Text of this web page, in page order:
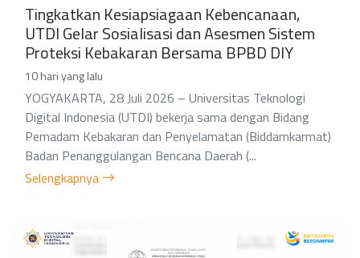
Tingkatkan Kesiapsiagaan Kebencanaan,
UTDI Gelar Sosialisasi dan Asesmen Sistem
Proteksi Kebakaran Bersama BPBD DIY
10 hari yang lalu
YOGYAKARTA, 28 Juli 2026 – Universitas Teknologi
Digital Indonesia (UTDI) bekerja sama dengan Bidang
Pemadam Kebakaran dan Penyelamatan (Biddamkarmat)
Badan Penanggulangan Bencana Daerah (...
Selengkapnya